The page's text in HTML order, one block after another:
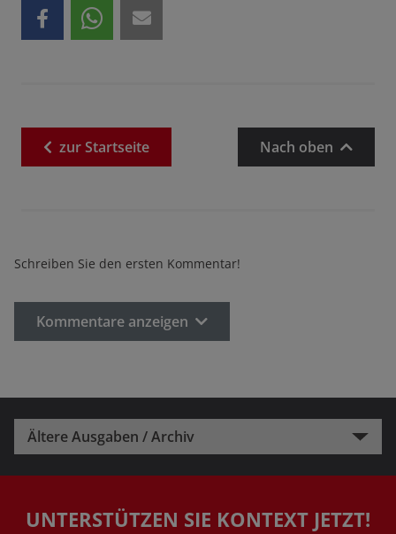
zurStartseite Nach oben
Schreiben Sie den ersten Kommentar!
Kommentare anzeigen
Ältere Ausgaben / Archiv
UNTERSTÜTZEN SIE KONTEXT JETZT!